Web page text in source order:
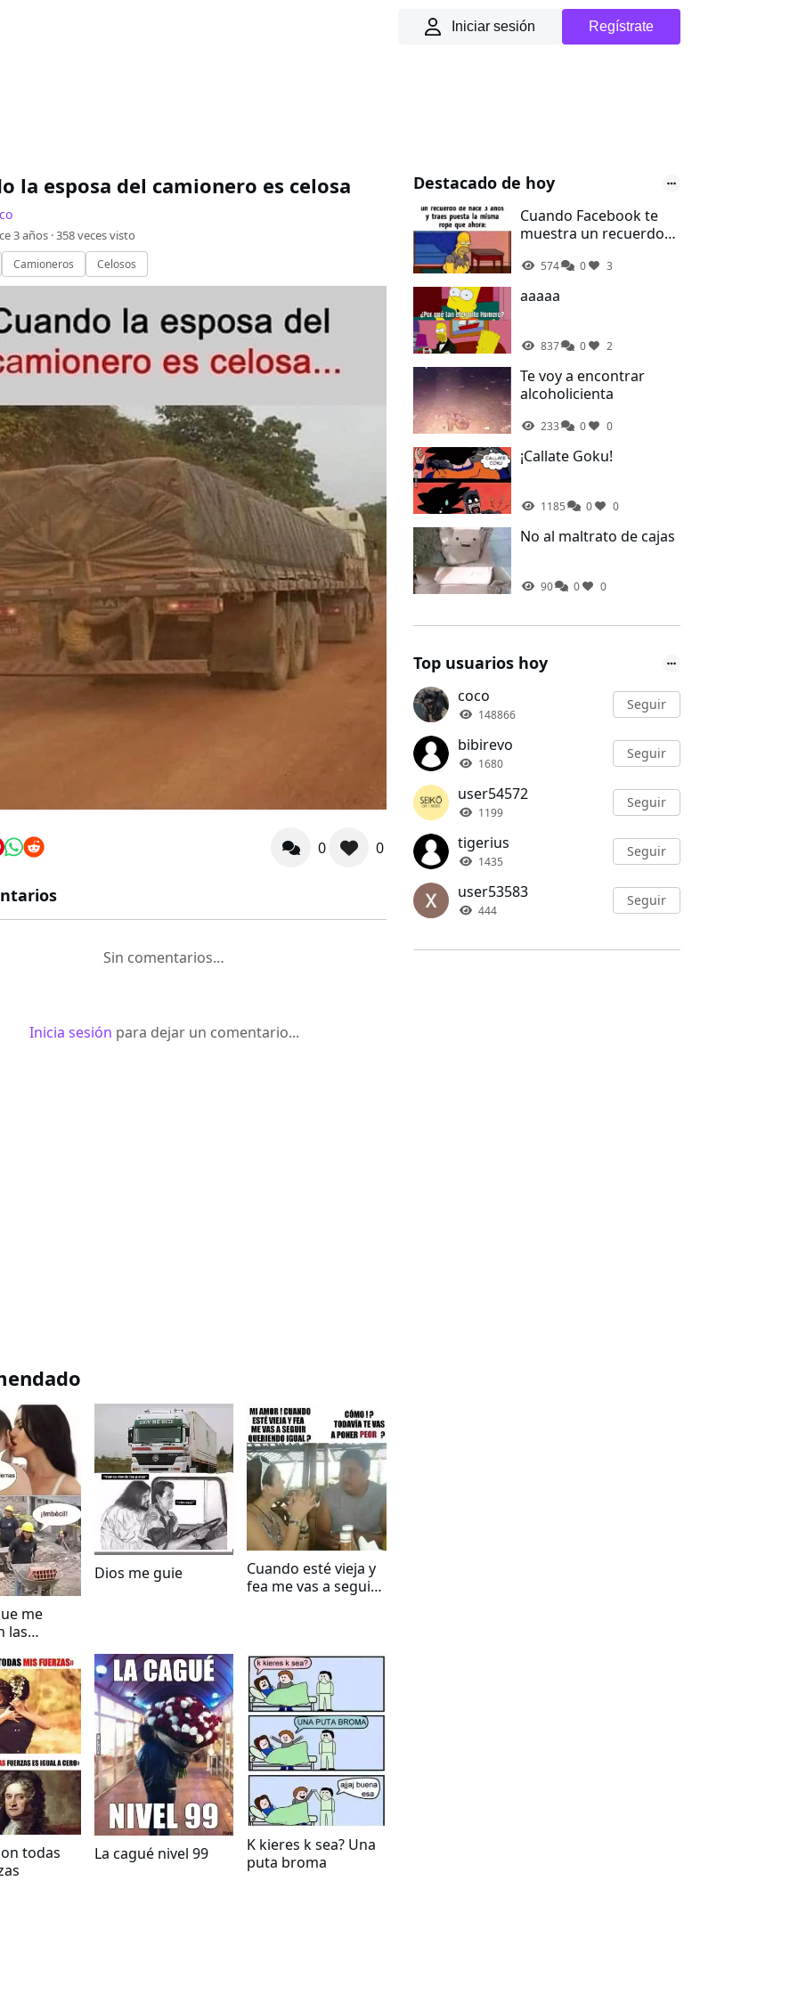
Iniciar sesión Regístrate
la esposa del camionero es celosa
3 años ·358veces visto
Camioneros Celosos
0 0
Sin comentarios…
Inicia sesión para dejar un comentario...
me
las
Dios me guie
Cuando esté vieja y
fea me vas a seguir
todas
La cagué nivel 99
K kieres k sea? Una
puta broma
Destacado de hoy
Cuando Facebook te
muestra un recuerdo
la misma ropa que
574 0 3
aaaaa
837 0 2
Te voy a encontrar
alcoholicienta
233 0 0
¡Callate Goku!
1185 0 0
No al maltrato de cajas
90 0 0
Top usuarios hoy
coco
148866
Seguir
bibirevo
1680
Seguir
user54572
1199
Seguir
tigerius
1435
Seguir
user53583
444
Seguir